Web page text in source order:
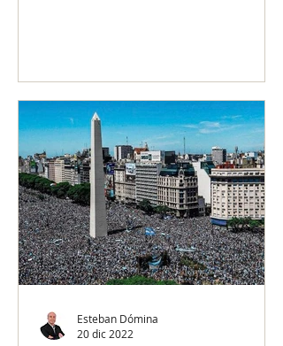
Esteban Dómina
20 dic 2022